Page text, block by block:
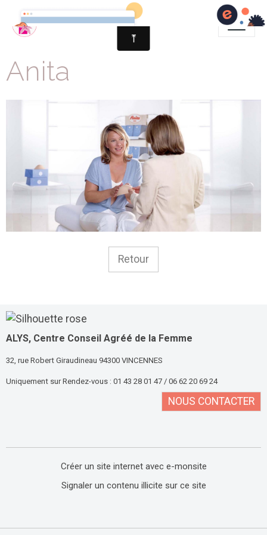
Anita
Retour
ALYS, Centre Conseil Agréé de la Femme
32, rue Robert Giraudineau 94300 VINCENNES
Uniquement sur Rendez-vous : 01 43 28 01 47 / 06 62 20 69 24
NOUS CONTACTER
Créer un site internet avec e-monsite
Signaler un contenu illicite sur ce site